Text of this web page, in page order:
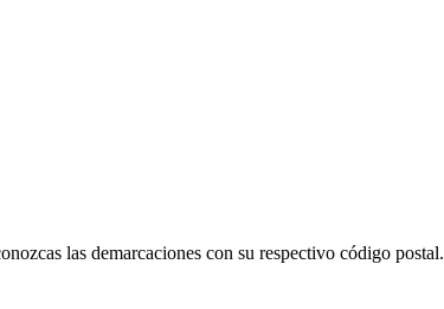
las demarcaciones con su respectivo código postal.